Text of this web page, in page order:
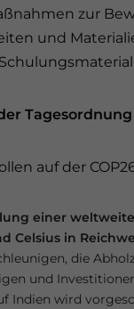
zur
und
Tagesordnung
auf der
einer
Celsius in
die
und
Indien wird